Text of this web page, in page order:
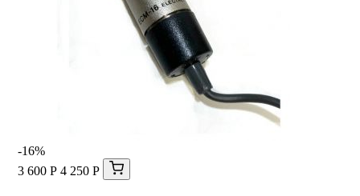
-16%
3 600 Р 4 250 Р